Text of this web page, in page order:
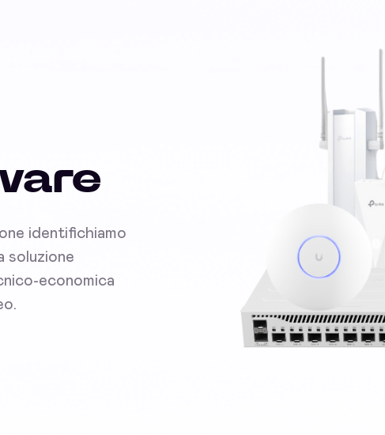
identifichiamo
soluzione
economica